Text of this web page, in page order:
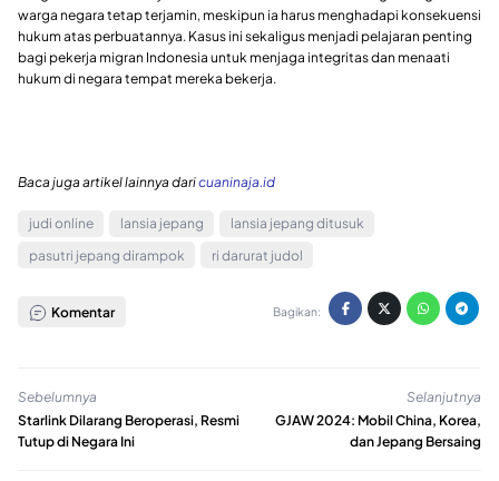
warga negara tetap terjamin, meskipun ia harus menghadapi konsekuensi
hukum atas perbuatannya. Kasus ini sekaligus menjadi pelajaran penting
bagi pekerja migran Indonesia untuk menjaga integritas dan menaati
hukum di negara tempat mereka bekerja.
Baca juga artikel lainnya daricuaninaja.id
judi online lansia jepang
lansia jepang ditusuk
pasutri jepang dirampok
ri darurat judol
Komentar Bagikan:
Sebelumnya
Starlink Dilarang Beroperasi, Resmi
Tutup di Negara Ini
Selanjutnya
GJAW 2024: Mobil China, Korea,
dan Jepang Bersaing